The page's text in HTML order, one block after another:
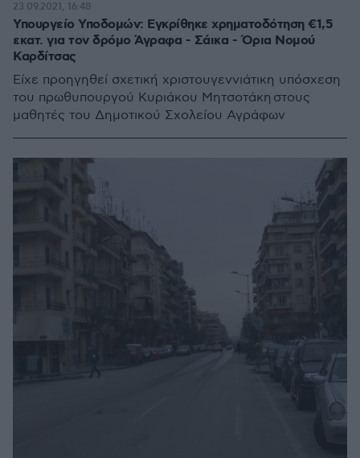
Υπουργείο Υποδομών: Εγκρίθηκε χρηματοδότηση €1,5
εκατ. για τον δρόμο Άγραφα - Σάικα - Όρια Νομού
Καρδίτσας
Είχε προηγηθεί σχετική χριστουγεννιάτικη υπόσχεση
του πρωθυπουργού Κυριάκου Μητσοτάκη στους
μαθητές του Δημοτικού Σχολείου Αγράφων
23.09.2021, 16:48